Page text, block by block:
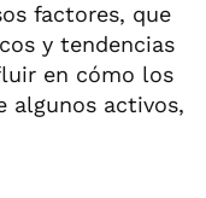
factores, que
y tendencias
en cómo los
algunos activos,